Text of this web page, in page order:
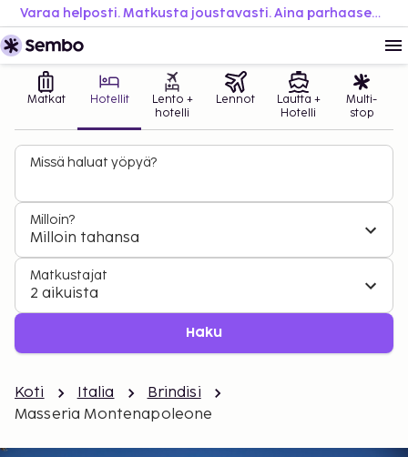
Varaa helposti. Matkusta joustavasti. Aina parhaaseen hintaan.
Matkat Hotellit
Lento +
hotelli
Lennot
Lautta +
Hotelli
Multi-
stop
Missä haluat yöpyä?
Milloin?
Milloin tahansa
Matkustajat
2 aikuista
Haku
Koti Italia
Brindisi
Masseria Montenapoleone